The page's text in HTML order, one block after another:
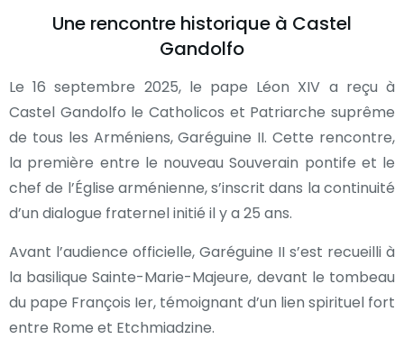
Une rencontre historique à Castel
Gandolfo
Le 16 septembre 2025, le pape Léon XIV a reçu à
Castel Gandolfo le Catholicos et Patriarche suprême
de tous les Arméniens, Garéguine II. Cette rencontre,
la première entre le nouveau Souverain pontife et le
chef de l’Église arménienne, s’inscrit dans la continuité
d’un dialogue fraternel initié il y a 25 ans.
Avant l’audience officielle, Garéguine II s’est recueilli à
la basilique Sainte-Marie-Majeure, devant le tombeau
du pape François Ier, témoignant d’un lien spirituel fort
entre Rome et Etchmiadzine.